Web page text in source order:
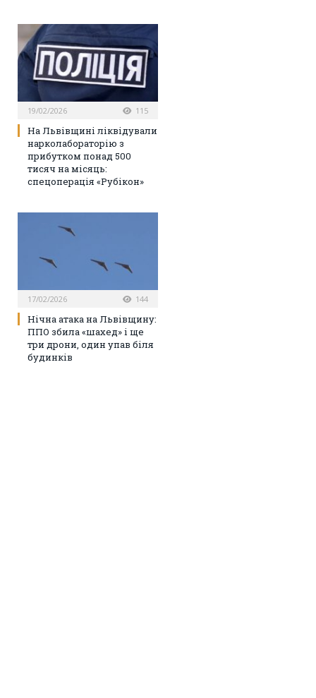
19/02/2026 115
На Львівщині ліквідували
нарколабораторію з
прибутком понад 500
тисяч на місяць:
спецоперація «Рубікон»
17/02/2026 144
Нічна атака на Львівщину:
ППО збила «шахед» і ще
три дрони, один упав біля
будинків